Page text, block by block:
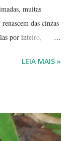
muitas
das cinzas
por inteiro,
em cada ano, de
o índice de
da tarde, a
LEIA MAIS »